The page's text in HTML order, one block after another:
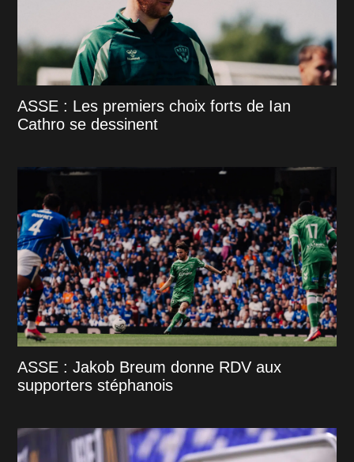
ASSE : Les premiers choix forts de Ian
Cathro se dessinent
ASSE : Jakob Breum donne RDV aux
supporters stéphanois